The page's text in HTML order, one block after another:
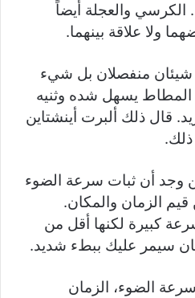
الكرسي والعجلة أيضاً
ولا علاقة بينهما.
شيئان منفصلان بل شيء
يسهل شده وثنيه
قال ذلك ألبرت أينشتاين
ذلك.
وجد أن ثبات سرعة الضوء
الزمان والمكان.
كبيرة لكنها أقل من
سيمر عليك ببطء شديد.
الضوء، الزمان